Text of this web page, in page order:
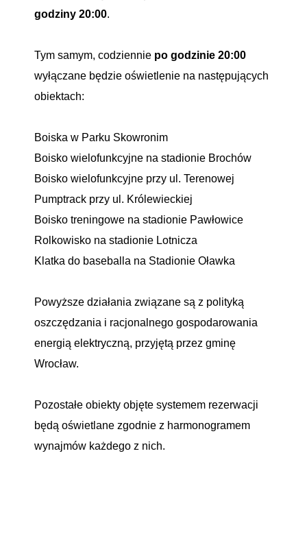
godziny 20:00.
Tym samym, codziennie po godzinie 20:00
wyłączane będzie oświetlenie na następujących
obiektach:
Boiska w Parku Skowronim
Boisko wielofunkcyjne na stadionie Brochów
Boisko wielofunkcyjne przy ul. Terenowej
Pumptrack przy ul. Królewieckiej
Boisko treningowe na stadionie Pawłowice
Rolkowisko na stadionie Lotnicza
Klatka do baseballa na Stadionie Oławka
Powyższe działania związane są z polityką
oszczędzania i racjonalnego gospodarowania
energią elektryczną, przyjętą przez gminę
Wrocław.
Pozostałe obiekty objęte systemem rezerwacji
będą oświetlane zgodnie z harmonogramem
wynajmów każdego z nich.